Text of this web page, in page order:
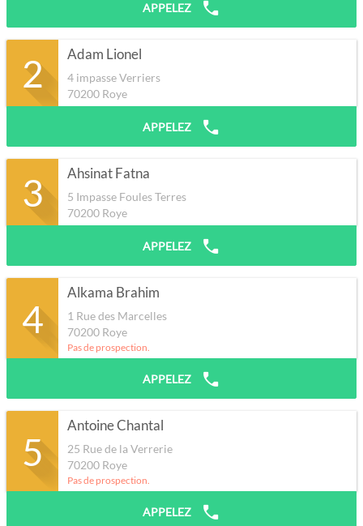
APPELEZ
2 Adam Lionel
4 impasse Verriers
70200 Roye
APPELEZ
3 Ahsinat Fatna
5 Impasse Foules Terres
70200 Roye
APPELEZ
4
Alkama Brahim
1 Rue des Marcelles
70200 Roye
Pas de prospection.
APPELEZ
5
Antoine Chantal
25 Rue de la Verrerie
70200 Roye
Pas de prospection.
APPELEZ